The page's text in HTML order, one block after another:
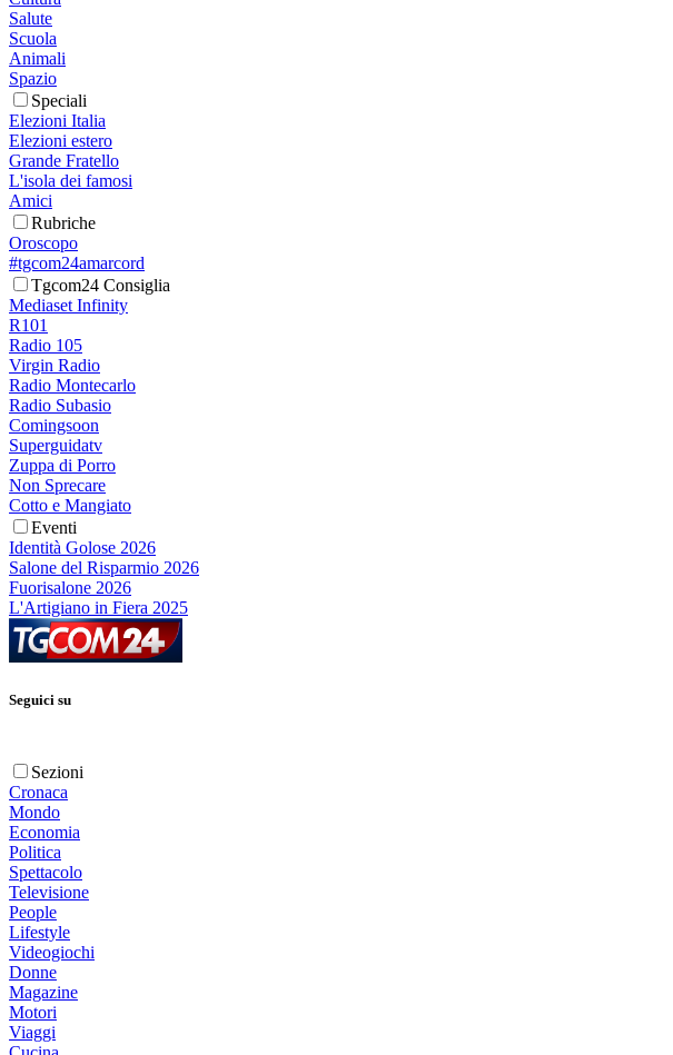
Salute
Scuola
Animali
Spazio
Speciali
Elezioni Italia
Elezioni estero
Grande Fratello
L'isola dei famosi
Amici
Rubriche
Oroscopo
#tgcom24amarcord
Tgcom24 Consiglia
Mediaset Infinity
R101
Radio 105
Virgin Radio
Radio Montecarlo
Radio Subasio
Comingsoon
Superguidatv
Zuppa di Porro
Non Sprecare
Cotto e Mangiato
Eventi
Identità Golose 2026
Salone del Risparmio 2026
Fuorisalone 2026
L'Artigiano in Fiera 2025
Seguici su
Sezioni
Cronaca
Mondo
Economia
Politica
Spettacolo
Televisione
People
Lifestyle
Videogiochi
Donne
Magazine
Motori
Viaggi